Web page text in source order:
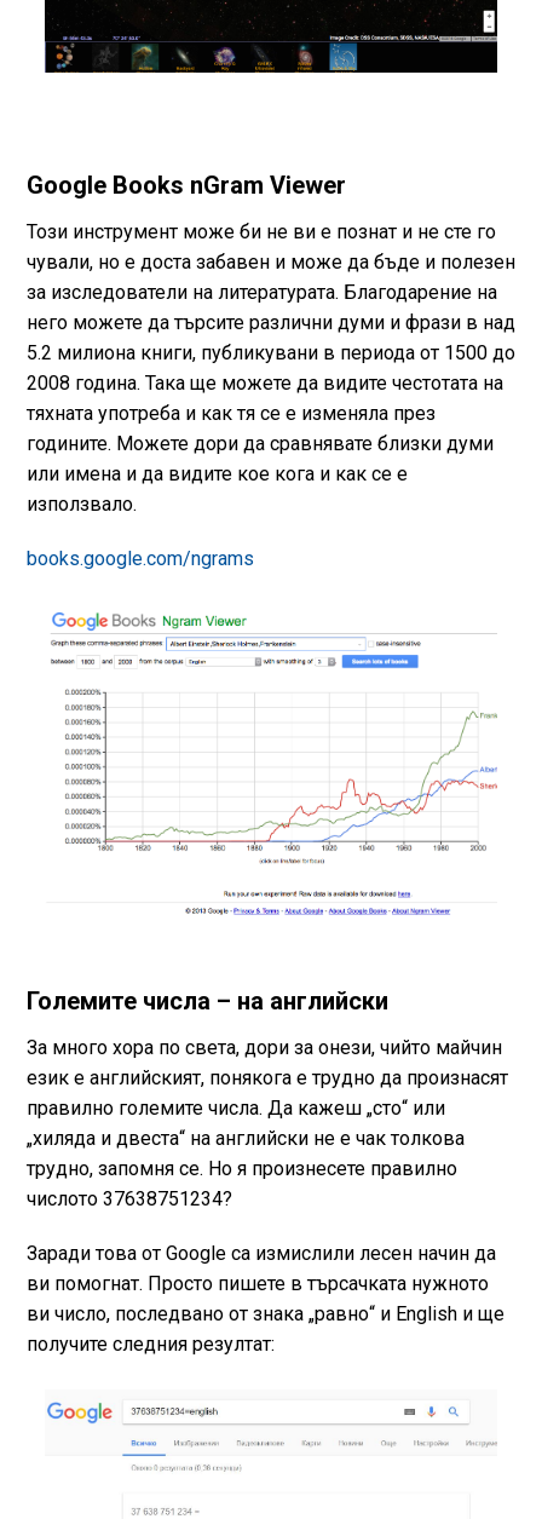
Google Books nGram Viewer
Този инструмент може би не ви е познат и не сте го
чували, но е доста забавен и може да бъде и полезен
за изследователи на литературата. Благодарение на
него можете да търсите различни думи и фрази в над
5.2 милиона книги, публикувани в периода от 1500 до
2008 година. Така ще можете да видите честотата на
тяхната употреба и как тя се е изменяла през
годините. Можете дори да сравнявате близки думи
или имена и да видите кое кога и как се е
използвало.
books.google.com/ngrams
Големите числа – на английски
За много хора по света, дори за онези, чийто майчин
език е английският, понякога е трудно да произнасят
правилно големите числа. Да кажеш „сто“ или
„хиляда и двеста“ на английски не е чак толкова
трудно, запомня се. Но я произнесете правилно
числото 37638751234?
Заради това от Google са измислили лесен начин да
ви помогнат. Просто пишете в търсачката нужното
ви число, последвано от знака „равно“ и English и ще
получите следния резултат: